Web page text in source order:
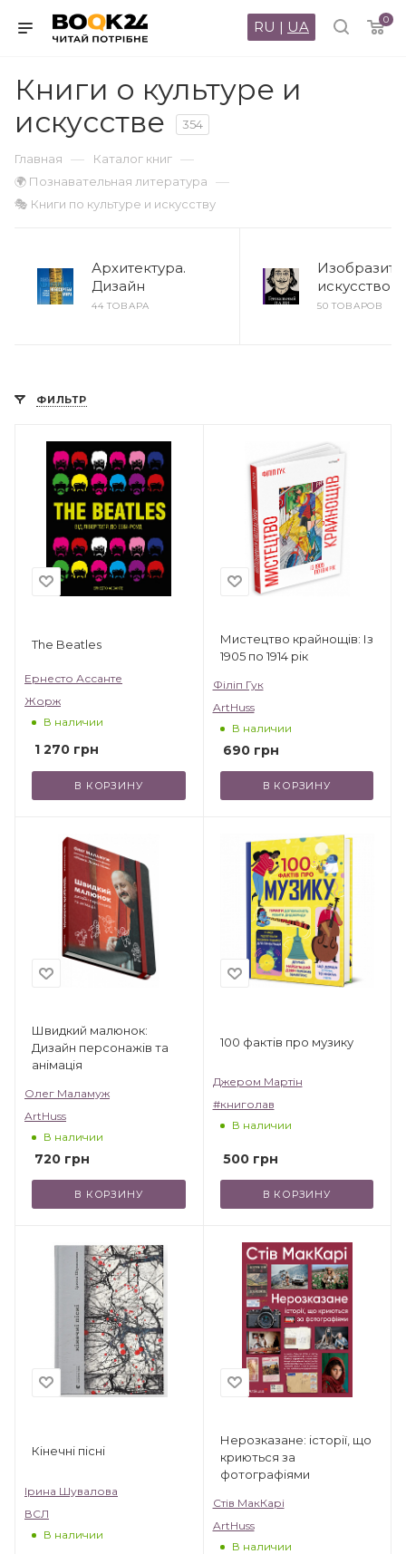
0
RU | UA
Книги о культуре и
искусстве
354
Главная — Каталог книг —
🌍 Познавательная литература —
🎭 Книги по культуре и искусству
Архитектура.
Дизайн
44 ТОВАРА
искусство
50 ТОВАРОВ
ФИЛЬТР
The Beatles
Ернесто Ассанте
Жорж
В наличии
1 270 грн
В КОРЗИНУ
Мистецтво крайнощів: Із
1905 по 1914 рік
Філіп Гук
ArtHuss
В наличии
690грн
В КОРЗИНУ
Швидкий малюнок:
Дизайн персонажів та
анімація
Олег Маламуж
ArtHuss
В наличии
720 грн
В КОРЗИНУ
100 фактів про музику
Джером Мартін
#книголав
В наличии
500грн
В КОРЗИНУ
Кінечні пісні
Ірина Шувалова
ВСЛ
В наличии
Нерозказане: історії, що
криються за
фотографіями
Стів МакКарі
ArtHuss
В наличии